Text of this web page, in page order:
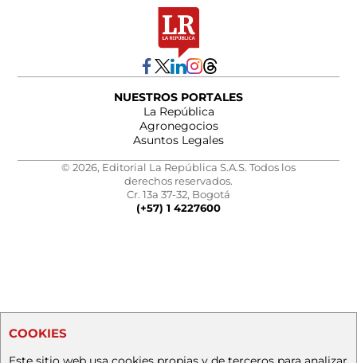
NUESTROS PORTALES
La República
Agronegocios
Asuntos Legales
© 2026, Editorial La República S.A.S. Todos los
derechos reservados.
Cr. 13a 37-32, Bogotá
(+57) 1 4227600
COOKIES